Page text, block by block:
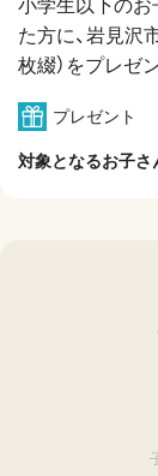
小学生以下のお
た方に、岩見沢
枚綴）をプレゼ
プレゼント
対象となるお子さ